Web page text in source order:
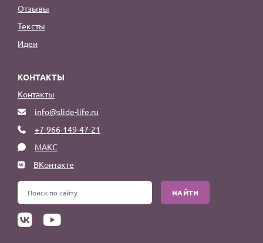
Отзывы
Тексты
Идеи
КОНТАКТЫ
Контакты
info@slide-life.ru
+7-966-149-47-21
МАКС
ВКонтакте
НАЙТИ